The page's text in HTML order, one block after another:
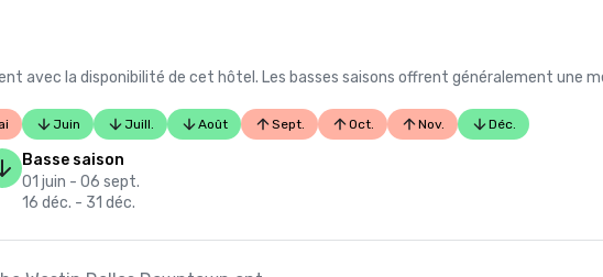
avec la disponibilité de cet hôtel. Les basses saisons offrent généralement une
Juin Juill. Août Sept. Oct. Nov. Déc.
Basse saison
01 juin - 06 sept.
16 déc. - 31 déc.